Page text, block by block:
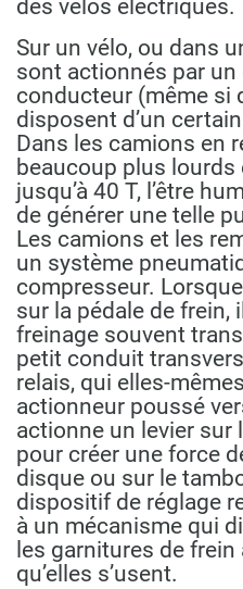
des vélos électriques.
Sur un vélo, ou dans
sont actionnés par
conducteur (même si
disposent d’un
Dans les camions en
beaucoup plus lourds
jusqu’à 40 T, l’être
de générer une telle
Les camions et les
un système
compresseur.
sur la pédale de frein,
freinage souvent
petit conduit
relais, qui elles-
actionneur poussé
actionne un levier sur
pour créer une force
disque ou sur le
dispositif de réglage
à un mécanisme qui
les garnitures de
qu’elles s’usent.